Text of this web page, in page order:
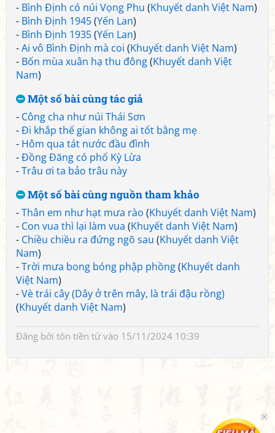
- Bình Định có núi Vọng Phu (Khuyết danh Việt Nam)
- Bình Định 1945(Yến Lan)
- Bình Định 1935(Yến Lan)
-Ai vô Bình Định mà coi (Khuyết danh Việt Nam)
- Bốn mùa xuân hạ thu đông(Khuyết danh Việt
Nam)
Một số bài cùng tác giả
- Công cha như núi Thái Sơn
-Đi khắp thế gian không ai tốt bằng mẹ
- Hôm qua tát nước đầu đình
-Đồng Đăng có phố Kỳ Lừa
-Trâu ơi ta bảo trâu này
Một số bài cùng nguồn tham khảo
-Thân em như hạt mưa rào (Khuyết danh Việt Nam)
- Con vua thì lại làm vua (Khuyết danh Việt Nam)
- Chiều chiều ra đứng ngõ sau (Khuyết danh Việt
Nam)
-Trời mưa bong bóng phập phồng(Khuyết danh
Việt Nam)
-Vè trái cây (Dây ở trên mây, là trái đậu rồng)
(Khuyết danh Việt Nam)
Đăng bởi tôn tiền tửvào 15/11/2024 10:39